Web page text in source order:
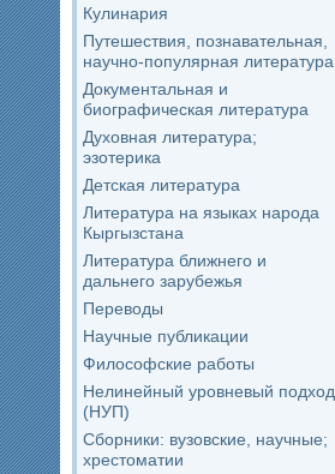
Кулинария
Путешествия, познавательная,
научно-популярная литература
Документальная и
биографическая литература
Духовная литература;
эзотерика
Детская литература
Литература на языках народа
Кыргызстана
Литература ближнего и
дальнего зарубежья
Переводы
Научные публикации
Философские работы
Нелинейный уровневый подход
(НУП)
Сборники: вузовские, научные;
хрестоматии